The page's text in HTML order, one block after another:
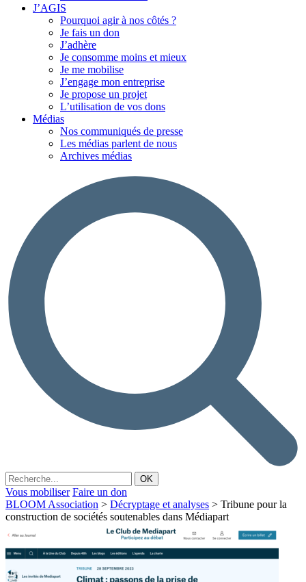
J’AGIS
Pourquoi agir à nos côtés ?
Je fais un don
J’adhère
Je consomme moins et mieux
Je me mobilise
J’engage mon entreprise
Je propose un projet
L’utilisation de vos dons
Médias
Nos communiqués de presse
Les médias parlent de nous
Archives médias
Vous mobiliser Faire un don
BLOOM Association > Décryptage et analyses > Tribune pour la
construction de sociétés soutenables dans Médiapart